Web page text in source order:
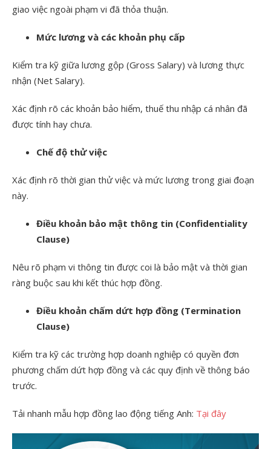
giao việc ngoài phạm vi đã thỏa thuận.
Mức lương và các khoản phụ cấp
Kiểm tra kỹ giữa lương gộp (Gross Salary) và lương thực
nhận (Net Salary).
Xác định rõ các khoản bảo hiểm, thuế thu nhập cá nhân đã
được tính hay chưa.
Chế độ thử việc
Xác định rõ thời gian thử việc và mức lương trong giai đoạn
này.
Điều khoản bảo mật thông tin (Confidentiality
Clause)
Nêu rõ phạm vi thông tin được coi là bảo mật và thời gian
ràng buộc sau khi kết thúc hợp đồng.
Điều khoản chấm dứt hợp đồng (Termination
Clause)
Kiểm tra kỹ các trường hợp doanh nghiệp có quyền đơn
phương chấm dứt hợp đồng và các quy định về thông báo
trước.
Tải nhanh mẫu hợp đồng lao động tiếng Anh: Tại đây